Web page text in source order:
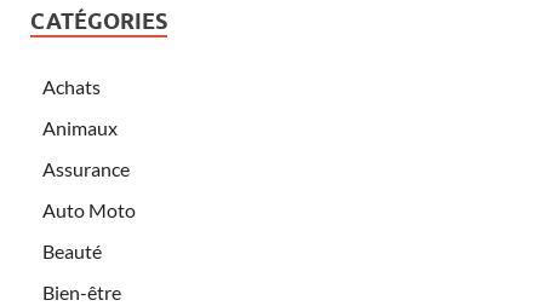
CATÉGORIES
Achats
Animaux
Assurance
Auto Moto
Beauté
Bien-être